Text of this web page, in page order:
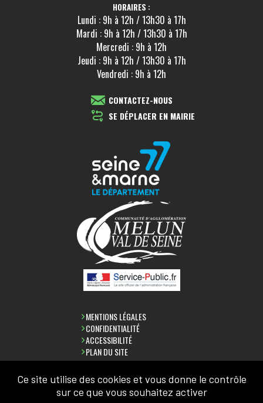
HORAIRES :
Lundi : 9h à 12h / 13h30 à 17h
Mardi : 9h à 12h / 13h30 à 17h
Mercredi : 9h à 12h
Jeudi : 9h à 12h / 13h30 à 17h
Vendredi : 9h à 12h
CONTACTEZ-NOUS
SE DÉPLACER EN MAIRIE
MENTIONS LÉGALES
CONFIDENTIALITÉ
ACCESSIBILITÉ
PLAN DU SITE
Ce site utilise des cookies et vous donne le contrôle
sur ce que vous souhaitez activer